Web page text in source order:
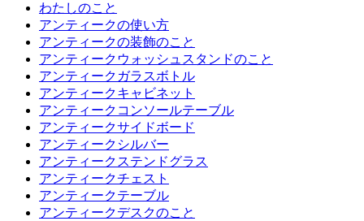
わたしのこと
アンティークの使い方
アンティークの装飾のこと
アンティークウォッシュスタンドのこと
アンティークガラスボトル
アンティークキャビネット
アンティークコンソールテーブル
アンティークサイドボード
アンティークシルバー
アンティークステンドグラス
アンティークチェスト
アンティークテーブル
アンティークデスクのこと